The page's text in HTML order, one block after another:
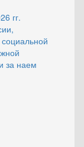
гг.
за наем